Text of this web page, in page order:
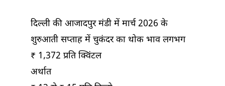
दिल्ली की आजादपुर मंडी में मार्च 2026 के
शुरुआती सप्ताह में चुकंदर का थोक भाव लगभग
₹ 1,372 प्रति क्विंटल
अर्थात